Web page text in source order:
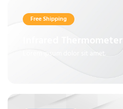
Free Shipping
Infrared Thermometer
Lorem ipsum dolor sit amet.